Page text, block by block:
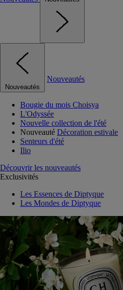
Nouveautés
Nouveautés
Bougie du mois Choisya
L'Odyssée
Nouvelle collection de l'été
Nouveauté Décoration estivale
Senteurs d'été
Ilio
Découvrir les nouveautés
Exclusivités
Les Essences de Diptyque
Les Mondes de Diptyque